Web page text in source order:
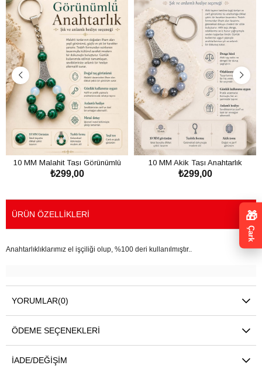
10 MM Malahit Taşı Görünümlü
Anahtarlık
₺299,00
10 MM Akik Taşı Anahtarlık
₺299,00
ÜRÜN ÖZELLIKLERI
Anahtarlıklıklarımız el işçiliği olup, %100 deri kullanılmıştır..
YORUMLAR(0)
ÖDEME SEÇENEKLERI
İADE/DEĞIŞIM
🎁
Çark